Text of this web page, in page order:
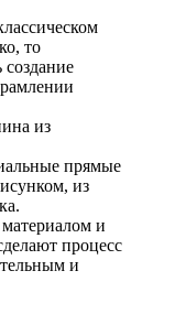
то
из
прямые
из
и
процесс
и